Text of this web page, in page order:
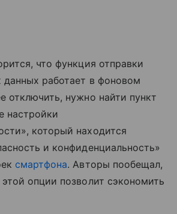
что функция отправки
данных работает в фоновом
отключить, нужно найти пункт
настройки
который находится
и конфиденциальность»
смартфона. Авторы пообещал,
опции позволит сэкономить